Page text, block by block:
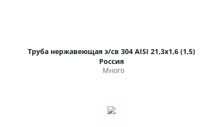
Труба нержавеющая э/св 304 AISI 21,3х1,6 (1,5)
Россия
Много